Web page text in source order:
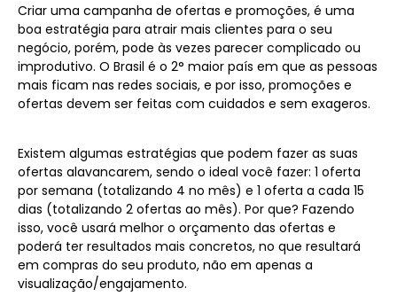
Criar uma campanha de ofertas e promoções, é uma
boa estratégia para atrair mais clientes para o seu
negócio, porém, pode às vezes parecer complicado ou
improdutivo. O Brasil é o 2° maior país em que as pessoas
mais ficam nas redes sociais, e por isso, promoções e
ofertas devem ser feitas com cuidados e sem exageros.
Existem algumas estratégias que podem fazer as suas
ofertas alavancarem, sendo o ideal você fazer: 1 oferta
por semana (totalizando 4 no mês) e 1 oferta a cada 15
dias (totalizando 2 ofertas ao mês). Por que? Fazendo
isso, você usará melhor o orçamento das ofertas e
poderá ter resultados mais concretos, no que resultará
em compras do seu produto, não em apenas a
visualização/engajamento.